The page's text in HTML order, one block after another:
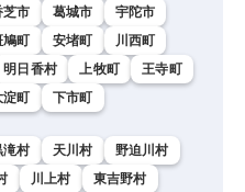
芝市 葛城市
宇陀市
鳩町 安堵町
川西町
明日香村 上牧町
王寺町
淀町 下市町
滝村 天川村
野迫川村
川上村 東吉野村